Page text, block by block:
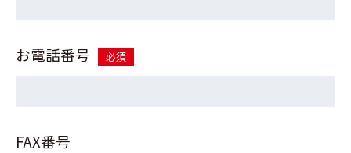
お電話番号 必須
FAX番号